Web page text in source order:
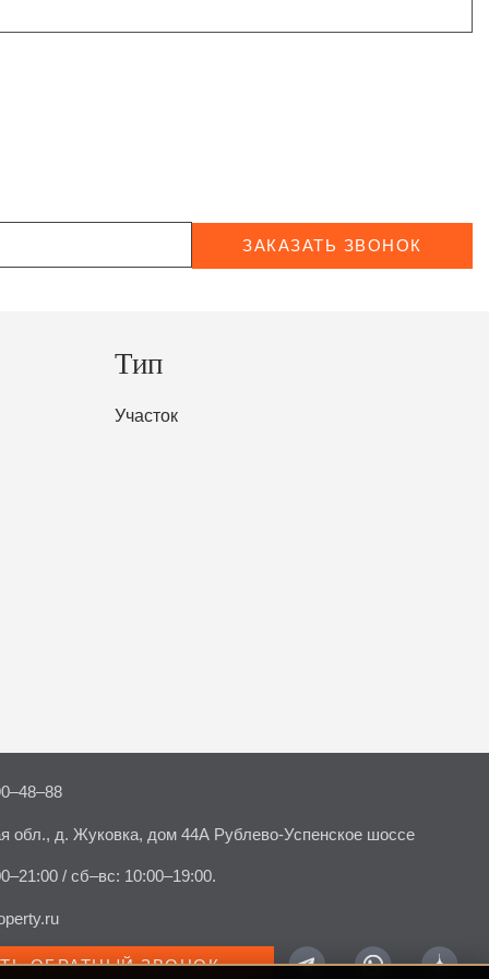
ЗАКАЗАТЬ ЗВОНОК
Тип
Участок
обл., д. Жуковка, дом 44А Рублево-Успенское шоссе
/ сб–вс: 10:00–19:00.
ОБРАТНЫЙ ЗВОНОК